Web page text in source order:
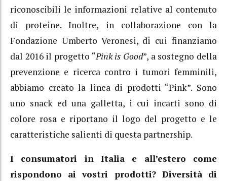
riconoscibili le informazioni relative al contenuto
di proteine. Inoltre, in collaborazione con la
Fondazione Umberto Veronesi, di cui finanziamo
dal 2016 il progetto “Pink is Good”, a sostegno della
prevenzione e ricerca contro i tumori femminili,
abbiamo creato la linea di prodotti “Pink”. Sono
uno snack ed una galletta, i cui incarti sono di
colore rosa e riportano il logo del progetto e le
caratteristiche salienti di questa partnership.
I consumatori in Italia e all’estero come
rispondono ai vostri prodotti? Diversità di